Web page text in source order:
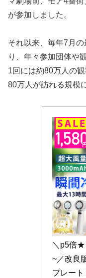
が参加しました。
それ以来、毎年7月
り、年々参加団体や
1回には約80万人の
80万人が訪れる規模
＼p5倍★
~／改良
プレー